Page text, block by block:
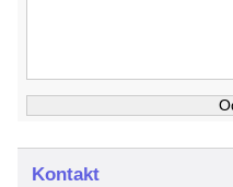
Kontakt